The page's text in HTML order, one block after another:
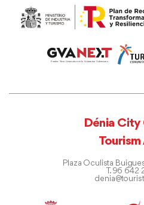
Dénia City
Tourism
Plaza Oculista
T. 96 642